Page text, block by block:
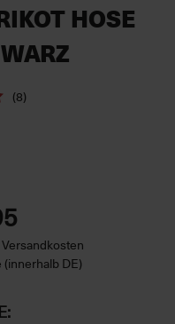
HOSE
(8)
DE)